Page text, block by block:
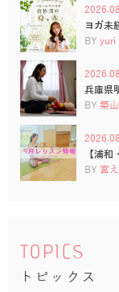
ヨガ未
BY yuri
兵庫県
BY 築
【浦
BY 宮
TOPICS
トピックス